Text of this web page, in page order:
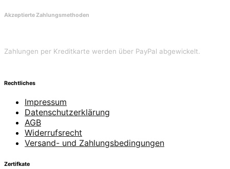
Akzeptierte Zahlungsmethoden
Zahlungen per Kreditkarte werden über PayPal abgewickelt.
Rechtliches
Impressum
Datenschutzerklärung
AGB
Widerrufsrecht
Versand- und Zahlungsbedingungen
Zertifkate